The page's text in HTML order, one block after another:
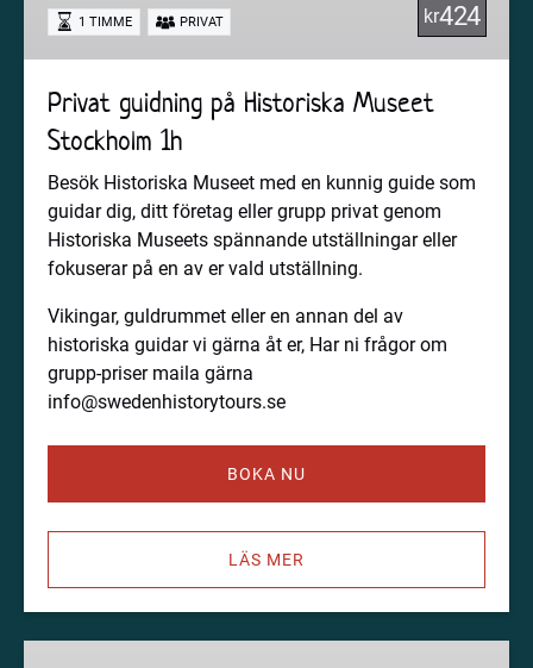
Stockholm
1h
kr424
1 TIMME PRIVAT
Privat guidning på Historiska Museet
Stockholm 1h
Besök Historiska Museet med en kunnig guide som
guidar dig, ditt företag eller grupp privat genom
Historiska Museets spännande utställningar eller
fokuserar på en av er vald utställning.
Vikingar, guldrummet eller en annan del av
historiska guidar vi gärna åt er, Har ni frågor om
grupp-priser maila gärna
info@swedenhistorytours.se
BOKA NU
LÄS MER